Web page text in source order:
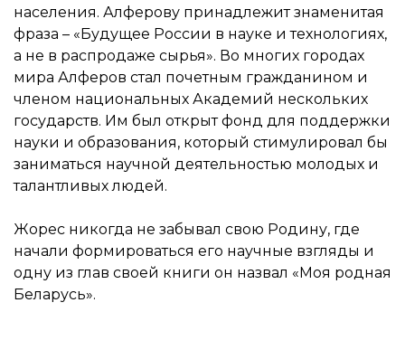
населения. Алферову принадлежит знаменитая
фраза – «Будущее России в науке и технологиях,
а не в распродаже сырья». Во многих городах
мира Алферов стал почетным гражданином и
членом национальных Академий нескольких
государств. Им был открыт фонд для поддержки
науки и образования, который стимулировал бы
заниматься научной деятельностью молодых и
талантливых людей.
Жорес никогда не забывал свою Родину, где
начали формироваться его научные взгляды и
одну из глав своей книги он назвал «Моя родная
Беларусь».